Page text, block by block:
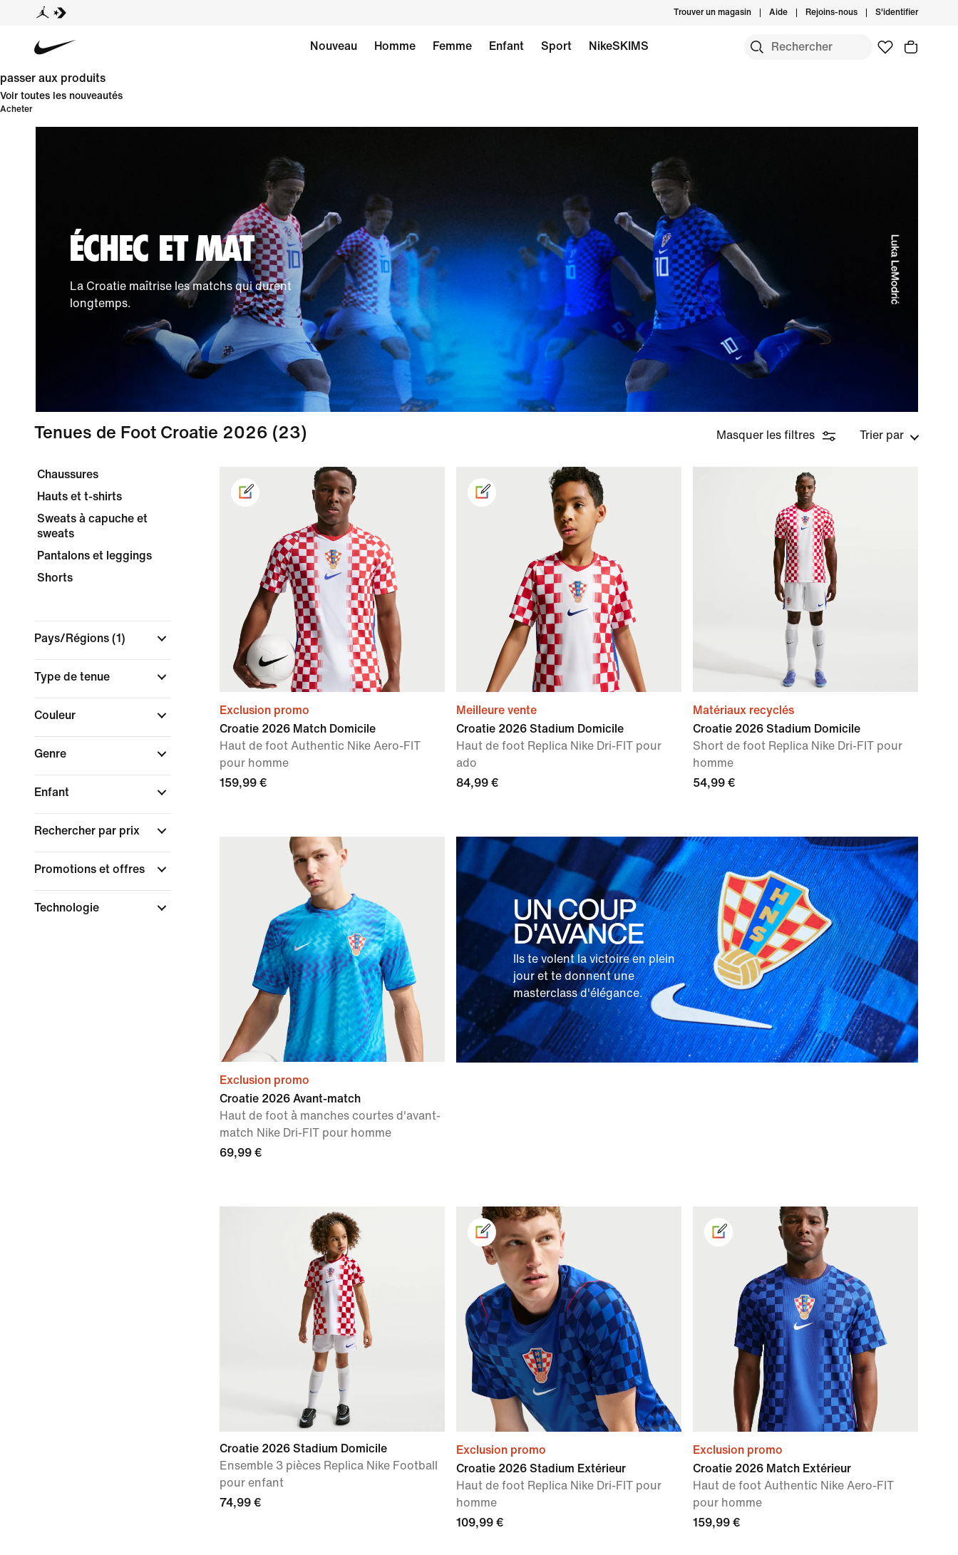
Trouver un magasin Aide Rejoins-nous S'identifier
Nouveau Homme Femme Enfant Sport NikeSKIMS
passer aux produits
Voir toutes les nouveautés
Acheter
ÉCHEC ET MAT
La Croatie maîtrise les matchs qui durent
longtemps.
Tenues de Foot Croatie 2026 (23) Masquer les filtres Trier par
Chaussures
Hauts et t-shirts
Sweats à capuche et
sweats
Pantalons et leggings
Shorts
Pays/Régions (1)
Type de tenue
Couleur
Genre
Enfant
Rechercher par prix
Promotions et offres
Technologie
Exclusion promo
Croatie 2026 Match Domicile
Haut de foot Authentic Nike Aero-FIT
pour homme
159,99 €
Meilleure vente
Croatie 2026 Stadium Domicile
Haut de foot Replica Nike Dri-FIT pour
ado
84,99 €
Matériaux recyclés
Croatie 2026 Stadium Domicile
Short de foot Replica Nike Dri-FIT pour
homme
54,99 €
Exclusion promo
Croatie 2026 Avant-match
Haut de foot à manches courtes d'avant-
match Nike Dri-FIT pour homme
69,99 €
UN COUP
D'AVANCE
Ils te volent la victoire en plein
jour et te donnent une
masterclass d'élégance.
Croatie 2026 Stadium Domicile
Ensemble 3 pièces Replica Nike Football
pour enfant
74,99 €
Exclusion promo
Croatie 2026 Stadium Extérieur
Haut de foot Replica Nike Dri-FIT pour
homme
109,99 €
Exclusion promo
Croatie 2026 Match Extérieur
Haut de foot Authentic Nike Aero-FIT
pour homme
159,99 €